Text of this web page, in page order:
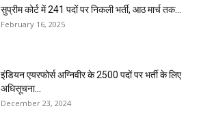
सुप्रीम कोर्ट में 241 पदों पर निकली भर्ती, आठ मार्च तक...
February 16, 2025
इंडियन एयरफोर्स अग्निवीर के 2500 पदों पर भर्ती के लिए
अधिसूचना...
December 23, 2024